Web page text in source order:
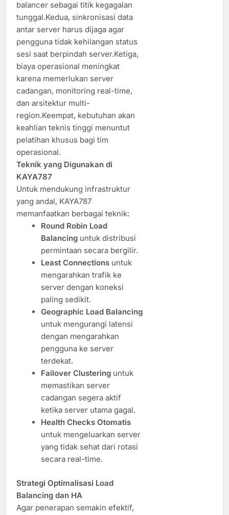
balancer sebagai titik kegagalan
tunggal.Kedua, sinkronisasi data
antar server harus dijaga agar
pengguna tidak kehilangan status
sesi saat berpindah server.Ketiga,
biaya operasional meningkat
karena memerlukan server
cadangan, monitoring real-time,
dan arsitektur multi-
region.Keempat, kebutuhan akan
keahlian teknis tinggi menuntut
pelatihan khusus bagi tim
operasional.
Teknik yang Digunakan di
KAYA787
Untuk mendukung infrastruktur
yang andal, KAYA787
memanfaatkan berbagai teknik:
Round Robin Load
Balancinguntuk distribusi
permintaan secara bergilir.
Least Connectionsuntuk
mengarahkan trafik ke
server dengan koneksi
paling sedikit.
Geographic Load Balancing
untuk mengurangi latensi
dengan mengarahkan
pengguna ke server
terdekat.
Failover Clusteringuntuk
memastikan server
cadangan segera aktif
ketika server utama gagal.
Health Checks Otomatis
untuk mengeluarkan server
yang tidak sehat dari rotasi
secara real-time.
Strategi Optimalisasi Load
Balancing dan HA
Agar penerapan semakin efektif,